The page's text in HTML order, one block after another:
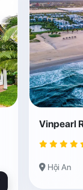
Vinpearl
Hội An